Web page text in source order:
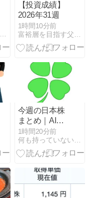
【投資成績】
2026年31週
1時間10分前
今週の日本株
まとめ｜AI・
半導体の資金
はどこへ？1
週間の動きか
注目テーマ
1時間20分前